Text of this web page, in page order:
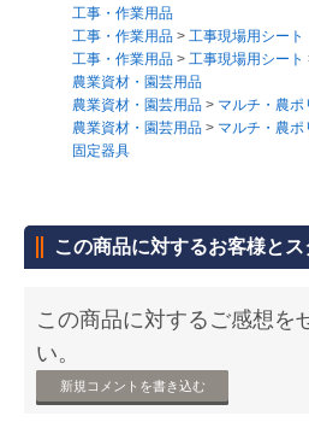
工事・作業用品
工事・作業用品 > 工事現場用シート
工事・作業用品 > 工事現場用シート
農業資材・園芸用品
農業資材・園芸用品 > マルチ・農ポ
農業資材・園芸用品 > マルチ・農ポ
固定器具
この商品に対するお客様と
この商品に対するご感想を
い。
新規コメントを書き込む